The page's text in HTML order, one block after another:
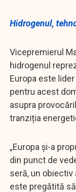
Hidrogenul,
Vicepremierul
hidrogenul
Europa este
pentru acest
asupra
tranziția
„Europa și-a
din punct de
seră, un obiectiv
este pregătită